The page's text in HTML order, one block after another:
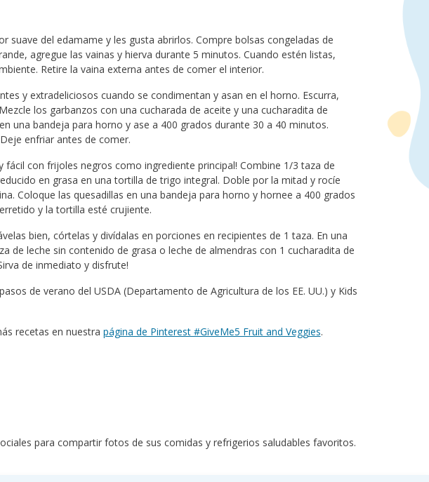
suave del edamame y les gusta abrirlos. Compre bolsas congeladas de
agregue las vainas y hierva durante 5 minutos. Cuando estén listas,
Retire la vaina externa antes de comer el interior.
y extradeliciosos cuando se condimentan y asan en el horno. Escurra,
los garbanzos con una cucharada de aceite y una cucharadita de
una bandeja para horno y ase a 400 grados durante 30 a 40 minutos.
enfriar antes de comer.
fácil con frijoles negros como ingrediente principal! Combine 1/3 taza de
en grasa en una tortilla de trigo integral. Doble por la mitad y rocíe
Coloque las quesadillas en una bandeja para horno y hornee a 400 grados
y la tortilla esté crujiente.
bien, córtelas y divídalas en porciones en recipientes de 1 taza. En una
de leche sin contenido de grasa o leche de almendras con 1 cucharadita de
de inmediato y disfrute!
de verano del USDA (Departamento de Agricultura de los EE. UU.) y Kids
recetas en nuestra página de Pinterest #GiveMe5 Fruit and Veggies.
para compartir fotos de sus comidas y refrigerios saludables favoritos.